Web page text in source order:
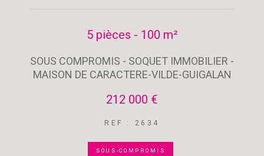
5 pièces - 100 m²
SOUS COMPROMIS - SOQUET IMMOBILIER -
MAISON DE CARACTERE-VILDE-GUIGALAN
212 000 €
REF : 2634
SOUS-COMPROMIS